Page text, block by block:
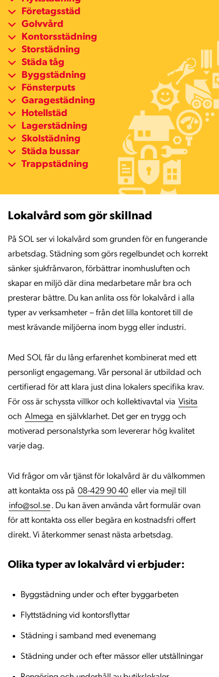
Företagsstäd
Golvvård
Kontorsstädning
Storstädning
Städa tåg
Byggstädning
Fönsterputs
Garagestädning
Hotellstäd
Lagerstädning
Skolstädning
Städa bussar
Trappstädning
Lokalvård som gör skillnad
På SOL ser vi lokalvård som grunden för en fungerande
arbetsdag. Städning som görs regelbundet och korrekt
sänker sjukfrånvaron, förbättrar inomhusluften och
skapar en miljö där dina medarbetare mår bra och
presterar bättre. Du kan anlita oss för lokalvård i alla
typer av verksamheter – från det lilla kontoret till de
mest krävande miljöerna inom bygg eller industri.
Med SOL får du lång erfarenhet kombinerat med ett
personligt engagemang. Vår personal är utbildad och
certifierad för att klara just dina lokalers specifika krav.
För oss är schyssta villkor och kollektivavtal via Visita
och Almega en självklarhet. Det ger en trygg och
motiverad personalstyrka som levererar hög kvalitet
varje dag.
Vid frågor om vår tjänst för lokalvård är du välkommen
att kontakta oss på 08-429 90 40 eller via mejl till
info@sol.se. Du kan även använda vårt formulär ovan
för att kontakta oss eller begära en kostnadsfri offert
direkt. Vi återkommer senast nästa arbetsdag.
Olika typer av lokalvård vi erbjuder:
Byggstädning under och efter byggarbeten
Flyttstädning vid kontorsflyttar
Städning i samband med evenemang
Städning under och efter mässor eller utställningar